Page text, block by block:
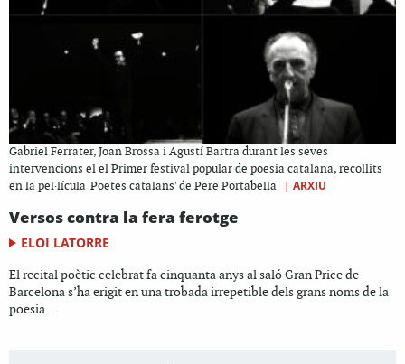
Gabriel Ferrater, Joan Brossa i Agustí Bartra durant les seves
intervencions el el Primer festival popular de poesia catalana, recollits
en la pel·lícula 'Poetes catalans' de Pere Portabella
| ARXIU
Versos contra la fera ferotge
ELOI LATORRE
El recital poètic celebrat fa cinquanta anys al saló Gran Price de
Barcelona s’ha erigit en una trobada irrepetible dels grans noms de la
poesia...